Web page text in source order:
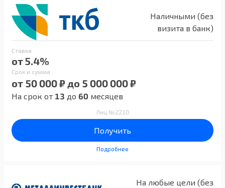
Наличными (без
визита в банк)
Ставка
от 5.4%
Срок и сумма
от 50 000 ₽ до 5 000 000 ₽
На срок от 13 до 60 месяцев
Лиц №2210
Получить
Подробнее
На любые цели (без